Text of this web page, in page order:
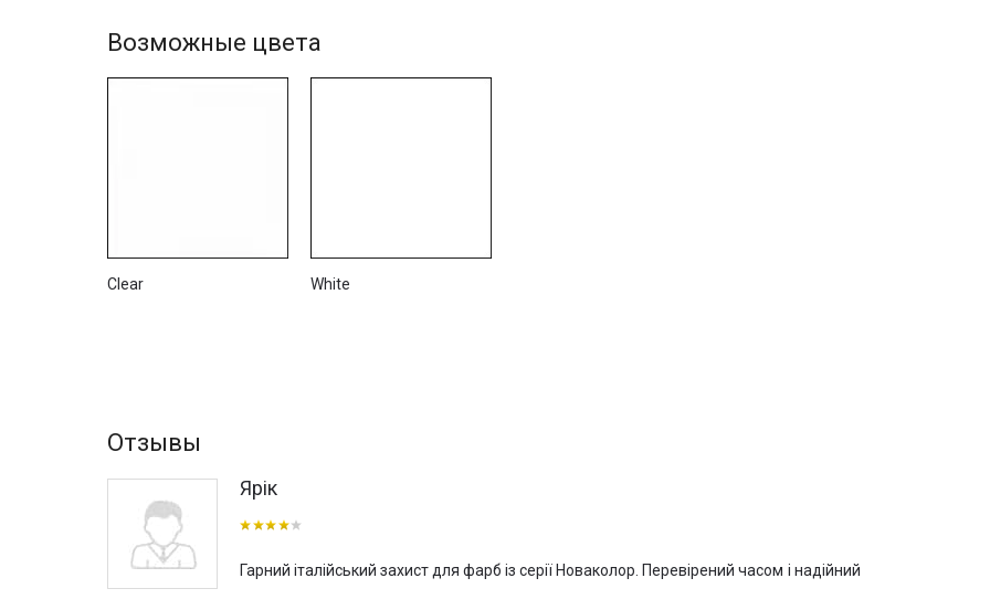
Возможные цвета
Clear White
Отзывы
Ярік
Гарний італійський захист для фарб із серії Новаколор. Перевірений часом і надійний